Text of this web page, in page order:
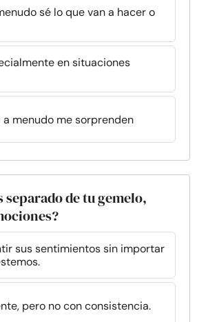
sé lo que van a hacer o
en situaciones
a menudo me sorprenden
separado de tu gemelo,
sus sentimientos sin importar
pero no con consistencia.